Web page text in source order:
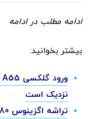
ادامه مطلب در ادامه
بیشتر بخوانید:
نزدیک است